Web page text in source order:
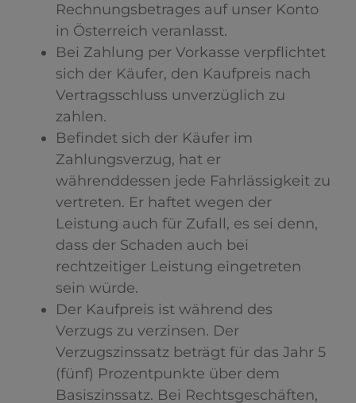
Rechnungsbetrages auf unser Konto
in Österreich veranlasst.
Bei Zahlung per Vorkasse verpflichtet
sich der Käufer, den Kaufpreis nach
Vertragsschluss unverzüglich zu
zahlen.
Befindet sich der Käufer im
Zahlungsverzug, hat er
währenddessen jede Fahrlässigkeit zu
vertreten. Er haftet wegen der
Leistung auch für Zufall, es sei denn,
dass der Schaden auch bei
rechtzeitiger Leistung eingetreten
sein würde.
Der Kaufpreis ist während des
Verzugs zu verzinsen. Der
Verzugszinssatz beträgt für das Jahr 5
(fünf) Prozentpunkte über dem
Basiszinssatz. Bei Rechtsgeschäften,